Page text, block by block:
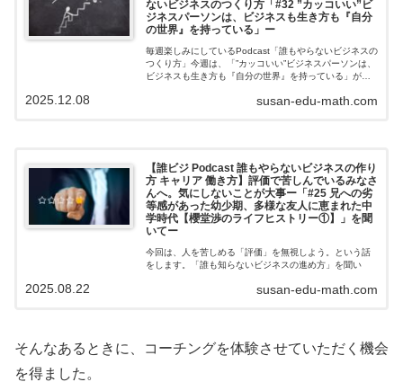
ないビジネスのつくり方「#32 ”カッコいい”ビ
ジネスパーソンは、ビジネスも生き方も『自分
の世界』を持っている」ー
毎週楽しみにしているPodcast「誰もやらないビジネスの
つくり方」今週は、「”カッコいい”ビジネスパーソンは、
ビジネスも生き方も『自分の世界』を持っている」がテ
す。本屋に行けば「かっこいい経...susan-edu-math.com
2025.12.08
【誰ビジ Podcast 誰もやらないビジネスの作り
方 キャリア 働き方】評価で苦しんでいるみなさ
んへ。気にしないことが大事ー「#25 兄への劣
等感があった幼少期、多様な友人に恵まれた中
学時代【櫻堂渉のライフヒストリー①】」を聞
いてー
今回は、人を苦しめる「評価」を無視しよう。という話
をします。「誰も知らないビジネスの進め方」を聞い
ドはビジネスから離れて、パーソナリティの櫻堂さんの
susan-edu-math.com
2025.08.22
そんなあるときに、コーチングを体験させていただく機会
を得ました。